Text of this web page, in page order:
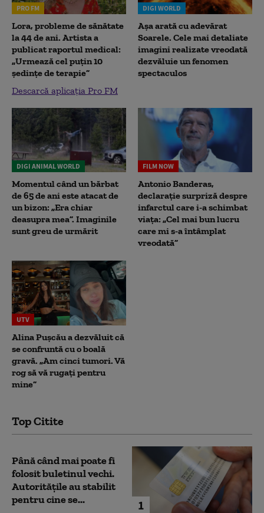
PRO FM
Lora, probleme de sănătate
la 44 de ani. Artista a
publicat raportul medical:
„Urmează cel puțin 10
ședințe de terapie”
Descarcă aplicația Pro FM
DIGI WORLD
Așa arată cu adevărat
Soarele. Cele mai detaliate
imagini realizate vreodată
dezvăluie un fenomen
spectaculos
DIGI ANIMAL WORLD
Momentul când un bărbat
de 65 de ani este atacat de
un bizon: „Era chiar
deasupra mea”. Imaginile
sunt greu de urmărit
FILM NOW
Antonio Banderas,
declarație surpriză despre
infarctul care i-a schimbat
viața: „Cel mai bun lucru
care mi s-a întâmplat
vreodată”
UTV
Alina Pușcău a dezvăluit că
se confruntă cu o boală
gravă. „Am cinci tumori. Vă
rog să vă rugați pentru
mine”
Top Citite
1
Până când mai poate fi
folosit buletinul vechi.
Autoritățile au stabilit
pentru cine se...